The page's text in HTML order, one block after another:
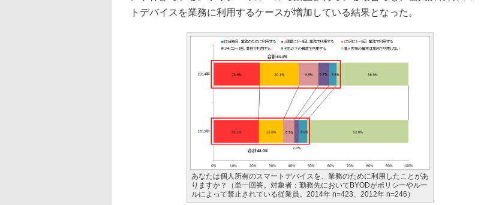
トデバイスを業務に利用するケースが増加している結果となった。
あなたは個人所有のスマートデバイスを、業務のために利用したことがあ
りますか？（単一回答。対象者：勤務先においてBYODがポリシーやルー
ルによって禁止されている従業員。2014年 n=423、2012年 n=246）